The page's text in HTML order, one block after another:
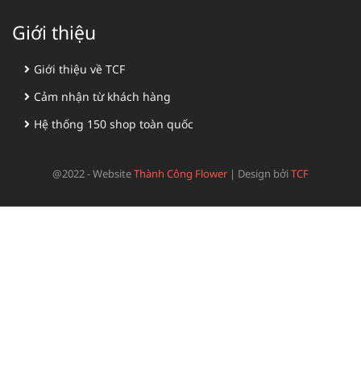
Giới thiệu
Giới thiệu về TCF
Cảm nhận từ khách hàng
Hệ thống 150 shop toàn quốc
@2022 - WebsiteThành Công Flower | Design bởiTCF